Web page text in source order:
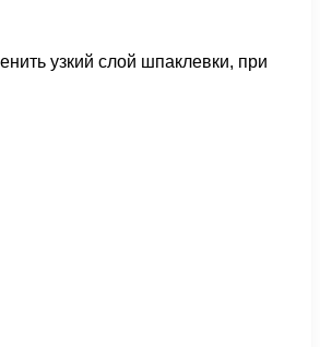
узкий слой шпаклевки, при